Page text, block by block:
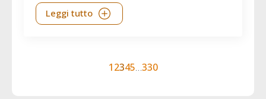
Leggi tutto
12345…330